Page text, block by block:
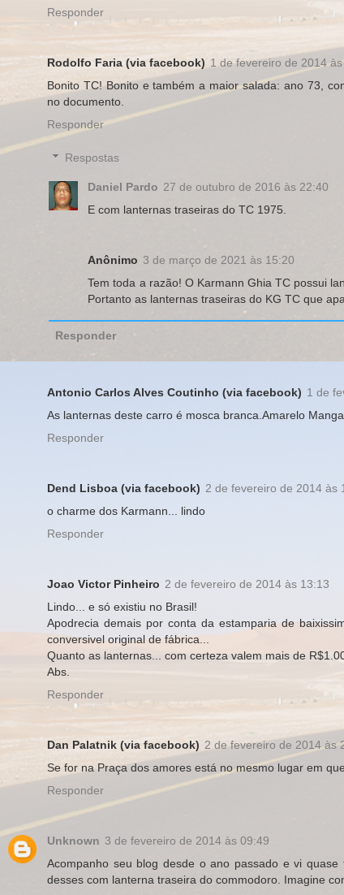
Responder
Rodolfo Faria (via facebook) 1 de fevereiro de 2014
Bonito TC! Bonito e também a maior salada: ano 73,
no documento.
Responder
Respostas
Daniel Pardo 27 de outubro de 2016 às 22:40
E com lanternas traseiras do TC 1975.
Anônimo 3 de março de 2021 às 15:20
Tem toda a razão! O Karmann Ghia TC possui
Portanto as lanternas traseiras do KG TC que
Responder
Antonio Carlos Alves Coutinho (via facebook) 1 de
As lanternas deste carro é mosca branca.Amarelo
Responder
Dend Lisboa (via facebook) 2 de fevereiro de 2014 às
o charme dos Karmann... lindo
Responder
Joao Victor Pinheiro 2 de fevereiro de 2014 às 13:13
Lindo... e só existiu no Brasil!
Apodrecia demais por conta da estamparia de
conversivel original de fábrica...
Quanto as lanternas... com certeza valem mais de
Abs.
Responder
Dan Palatnik (via facebook) 2 de fevereiro de 2014 às
Se for na Praça dos amores está no mesmo lugar em
Responder
Unknown 3 de fevereiro de 2014 às 09:49
Acompanho seu blog desde o ano passado e vi
desses com lanterna traseira do commodoro. Imagine